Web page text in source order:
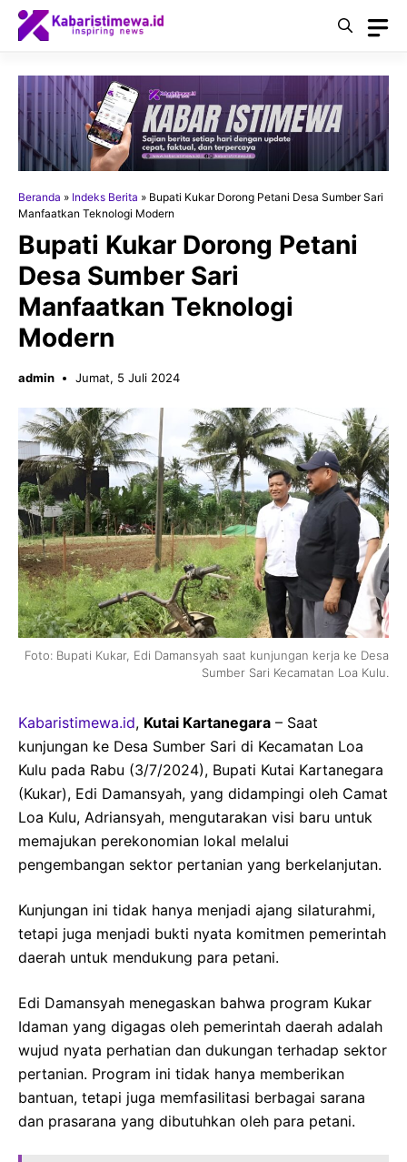
Langsung
Beranda » Indeks Berita » Bupati Kukar Dorong Petani Desa Sumber Sari
Manfaatkan Teknologi Modern
Bupati Kukar Dorong Petani
Desa Sumber Sari
Manfaatkan Teknologi
Modern
admin Jumat, 5 Juli 2024
Foto: Bupati Kukar, Edi Damansyah saat kunjungan kerja ke Desa
Sumber Sari Kecamatan Loa Kulu.
Kabaristimewa.id, Kutai Kartanegara – Saat
kunjungan ke Desa Sumber Sari di Kecamatan Loa
Kulu pada Rabu (3/7/2024), Bupati Kutai Kartanegara
(Kukar), Edi Damansyah, yang didampingi oleh Camat
Loa Kulu, Adriansyah, mengutarakan visi baru untuk
memajukan perekonomian lokal melalui
pengembangan sektor pertanian yang berkelanjutan.
Kunjungan ini tidak hanya menjadi ajang silaturahmi,
tetapi juga menjadi bukti nyata komitmen pemerintah
daerah untuk mendukung para petani.
Edi Damansyah menegaskan bahwa program Kukar
Idaman yang digagas oleh pemerintah daerah adalah
wujud nyata perhatian dan dukungan terhadap sektor
pertanian. Program ini tidak hanya memberikan
bantuan, tetapi juga memfasilitasi berbagai sarana
dan prasarana yang dibutuhkan oleh para petani.